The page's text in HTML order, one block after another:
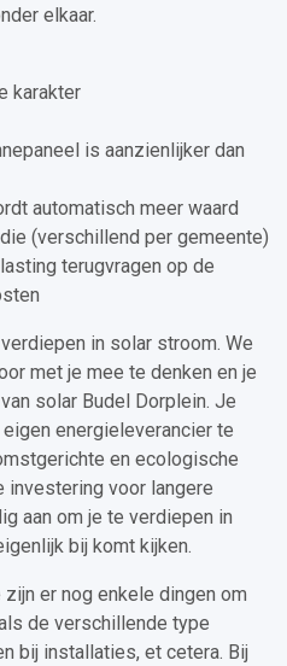
elkaar.
karakter
is aanzienlijker dan
automatisch meer waard
(verschillend per gemeente)
terugvragen op de
in solar stroom. We
met je mee te denken en je
solar Budel Dorplein. Je
energieleverancier te
en ecologische
investering voor langere
aan om je te verdiepen in
bij komt kijken.
er nog enkele dingen om
de verschillende type
bij installaties, et cetera. Bij